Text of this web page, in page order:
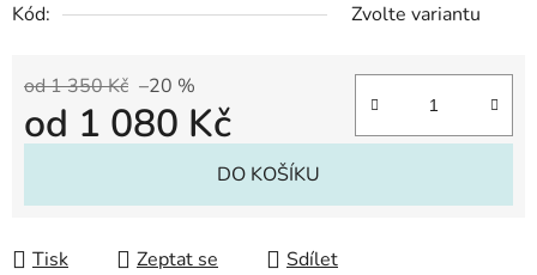
Kód:
Zvolte variantu
od 1 350 Kč –20 %
od 1 080 Kč
DO KOŠÍKU
Tisk Zeptat se Sdílet